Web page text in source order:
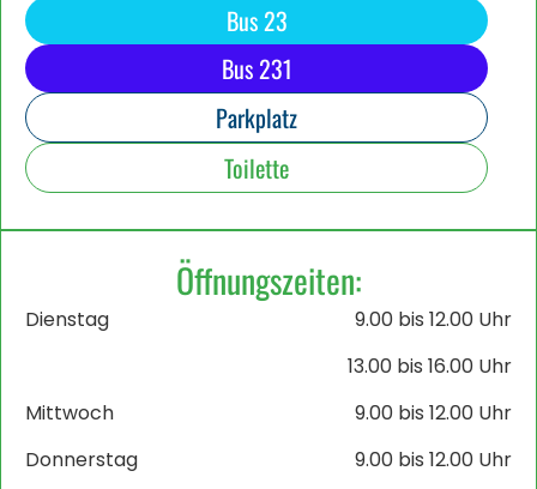
Bus 23
Bus 231
Parkplatz
Toilette
Öffnungszeiten:
Dienstag
9.00 bis 12.00 Uhr
13.00 bis 16.00 Uhr
Mittwoch
9.00 bis 12.00 Uhr
Donnerstag
9.00 bis 12.00 Uhr